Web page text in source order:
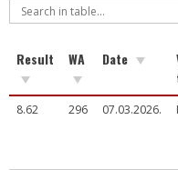
Result WA Date
8.62 296 07.03.2026.